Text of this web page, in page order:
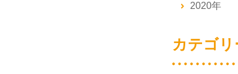
2020年
カテゴリ